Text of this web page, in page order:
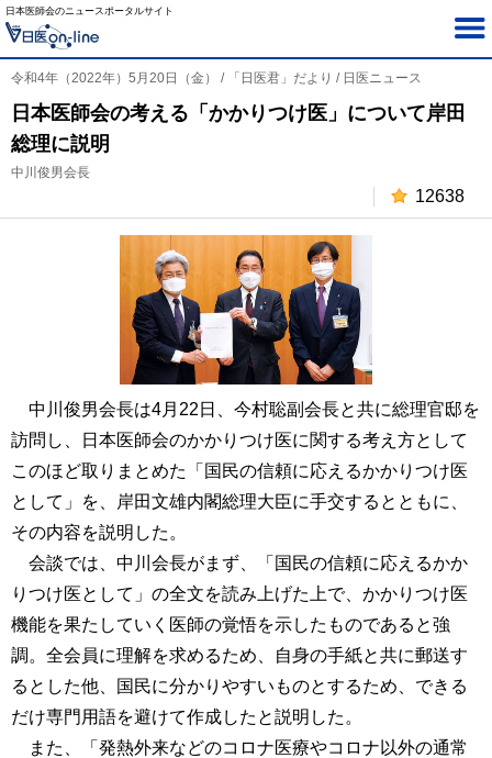
日本医師会のニュースポータルサイト
令和4年（2022年）5月20日（金） / 「日医君」だより / 日医ニュース
日本医師会の考える「かかりつけ医」について岸田
総理に説明
中川俊男会長
12638
中川俊男会長は4月22日、今村聡副会長と共に総理官邸を
訪問し、日本医師会のかかりつけ医に関する考え方として
このほど取りまとめた「国民の信頼に応えるかかりつけ医
として」を、岸田文雄内閣総理大臣に手交するとともに、
その内容を説明した。
会談では、中川会長がまず、「国民の信頼に応えるかか
りつけ医として」の全文を読み上げた上で、かかりつけ医
機能を果たしていく医師の覚悟を示したものであると強
調。全会員に理解を求めるため、自身の手紙と共に郵送す
るとした他、国民に分かりやすいものとするため、できる
だけ専門用語を避けて作成したと説明した。
また、「発熱外来などのコロナ医療やコロナ以外の通常